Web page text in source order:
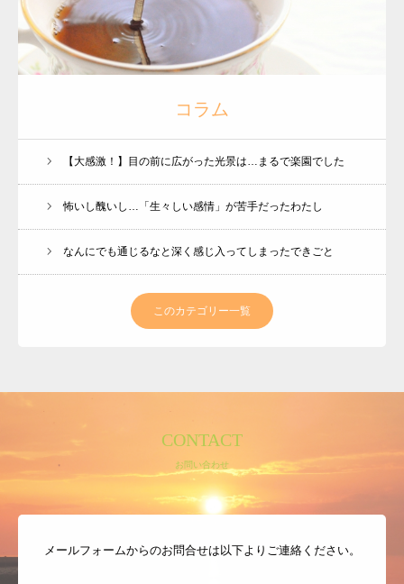
コラム
【大感激！】目の前に広がった光景は…まるで楽園でした
怖いし醜いし…「生々しい感情」が苦手だったわたし
なんにでも通じるなと深く感じ入ってしまったできごと
このカテゴリー一覧
CONTACT
お問い合わせ
メールフォームからのお問合せは以下よりご連絡ください。